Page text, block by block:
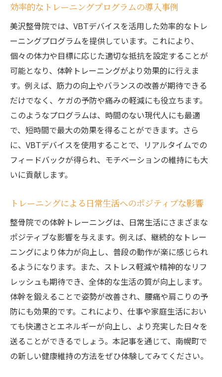
ィの健康
医療とフィットネスの融合による新たなア
プローチ
整骨院が提案する持続可能な健康維持方法
地域社会における整骨院のトレーニングの
重要性
整骨院のVBTトレーニングで実感する体幹強化
の効果
実際に感じる体力とバランスの向上
トレーニング後の身体的変化とその測定
体幹トレーニングがもたらす免疫力の向上
整骨院のトレーニングで得られる自信と満
足感
持続的なトレーニングがもたらす心理的安
定
南幌町の整骨院で始めるVBTデバイスを用いた
体幹トレーニング
南幌町でのVBTトレーニングプログラムの
紹介
初めての方でも安心して始められるトレー
ニング
効率的なトレーニングプログラムの導入事例
美沢整骨院では、VBTデバイスを活用した効率的なトレ
ーニングプログラムを提供しています。これにより、
個々の体力や目標に応じた適切な抵抗を設定することが
可能となり、体幹トレーニングがより効果的に行えま
す。例えば、筋力の向上やバランスの改善が期待できる
だけでなく、ケガの予防や痛みの軽減にも役立ちます。
このようなプログラムは、時間のない現代人にも最適
で、短時間で最大の効果を得ることができます。さら
に、VBTデバイスを使用することで、リアルタイムでの
フィードバックが得られ、モチベーションの維持にも大
いに貢献します。
トレーニングによる日常生活へのポジティブな影響
整骨院での体幹トレーニングは、日常生活にさまざまな
ポジティブな影響を与えます。例えば、継続的なトレー
ニングにより体力が向上し、普段の動作が楽に感じられ
るようになります。また、ストレス軽減や精神的なリフ
レッシュも期待でき、全体的な生活の質が向上します。
体幹を鍛えることで姿勢が改善され、腰痛や肩こりの予
防にも効果的です。これにより、仕事や家庭生活におい
ても快適さとエネルギーが向上し、より充実した日々を
送ることができるでしょう。本記事を通じて、南幌町で
の新しい健康維持の方法をぜひ体験してみてください。